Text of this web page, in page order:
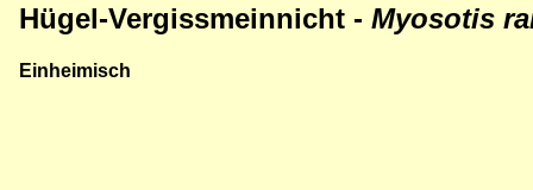
Hügel-Vergissmeinnicht - Myosotis
Einheimisch